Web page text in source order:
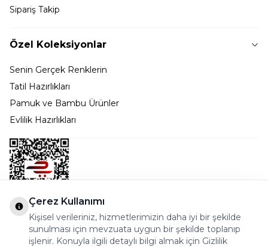
Sipariş Takip
Özel Koleksiyonlar
Senin Gerçek Renklerin
Tatil Hazırlıkları
Pamuk ve Bambu Ürünler
Evlilik Hazırlıkları
Bostancı Mah. Dar yol Sok. Safir sitesi 5/1 B Blok
Kadıköy - İSTANBUL
Çerez Kullanımı
Kişisel verileriniz, hizmetlerimizin daha iyi bir şekilde
sunulması için mevzuata uygun bir şekilde toplanıp
işlenir. Konuyla ilgili detaylı bilgi almak için Gizlilik